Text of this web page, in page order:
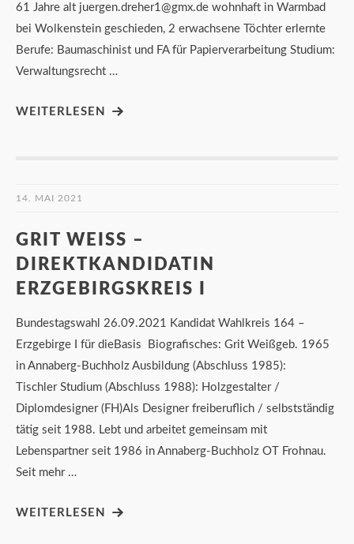
61 Jahre alt juergen.dreher1@gmx.de wohnhaft in Warmbad
bei Wolkenstein geschieden, 2 erwachsene Töchter erlernte
Berufe: Baumaschinist und FA für Papierverarbeitung Studium:
Verwaltungsrecht …
WEITERLESEN
14. MAI 2021
GRIT WEISS –
DIREKTKANDIDATIN E
RZGEBIRGSKREIS I
Bundestagswahl 26.09.2021 Kandidat Wahlkreis 164 –
Erzgebirge I für dieBasis Biografisches: Grit Weißgeb. 1965
in Annaberg-Buchholz Ausbildung (Abschluss 1985):
Tischler Studium (Abschluss 1988): Holzgestalter /
Diplomdesigner (FH)Als Designer freiberuflich / selbstständig
tätig seit 1988. Lebt und arbeitet gemeinsam mit
Lebenspartner seit 1986 in Annaberg-Buchholz OT Frohnau.
Seit mehr …
WEITERLESEN